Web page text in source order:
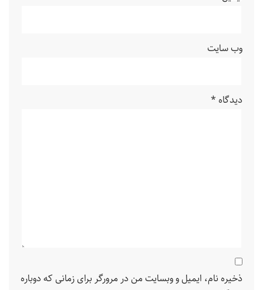
وب‌ سایت
دیدگاه *
ذخیره نام، ایمیل و وبسایت من در مرورگر برای زمانی که دوباره